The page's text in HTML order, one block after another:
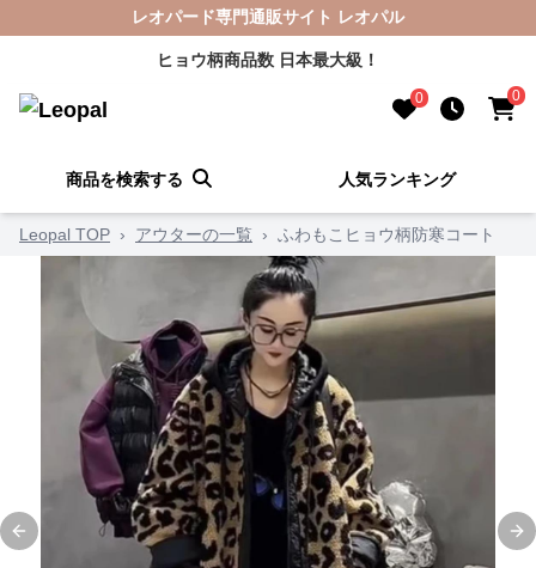
レオパード専門通販サイト レオパル
ヒョウ柄商品数 日本最大級！
0 0
商品を検索する 人気ランキング
Leopal TOP › アウターの一覧 › ふわもこヒョウ柄防寒コート
Previous slide